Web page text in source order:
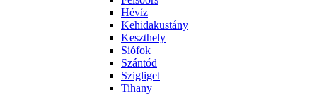
Hévíz
Kehidakustány
Keszthely
Siófok
Szántód
Szigliget
Tihany